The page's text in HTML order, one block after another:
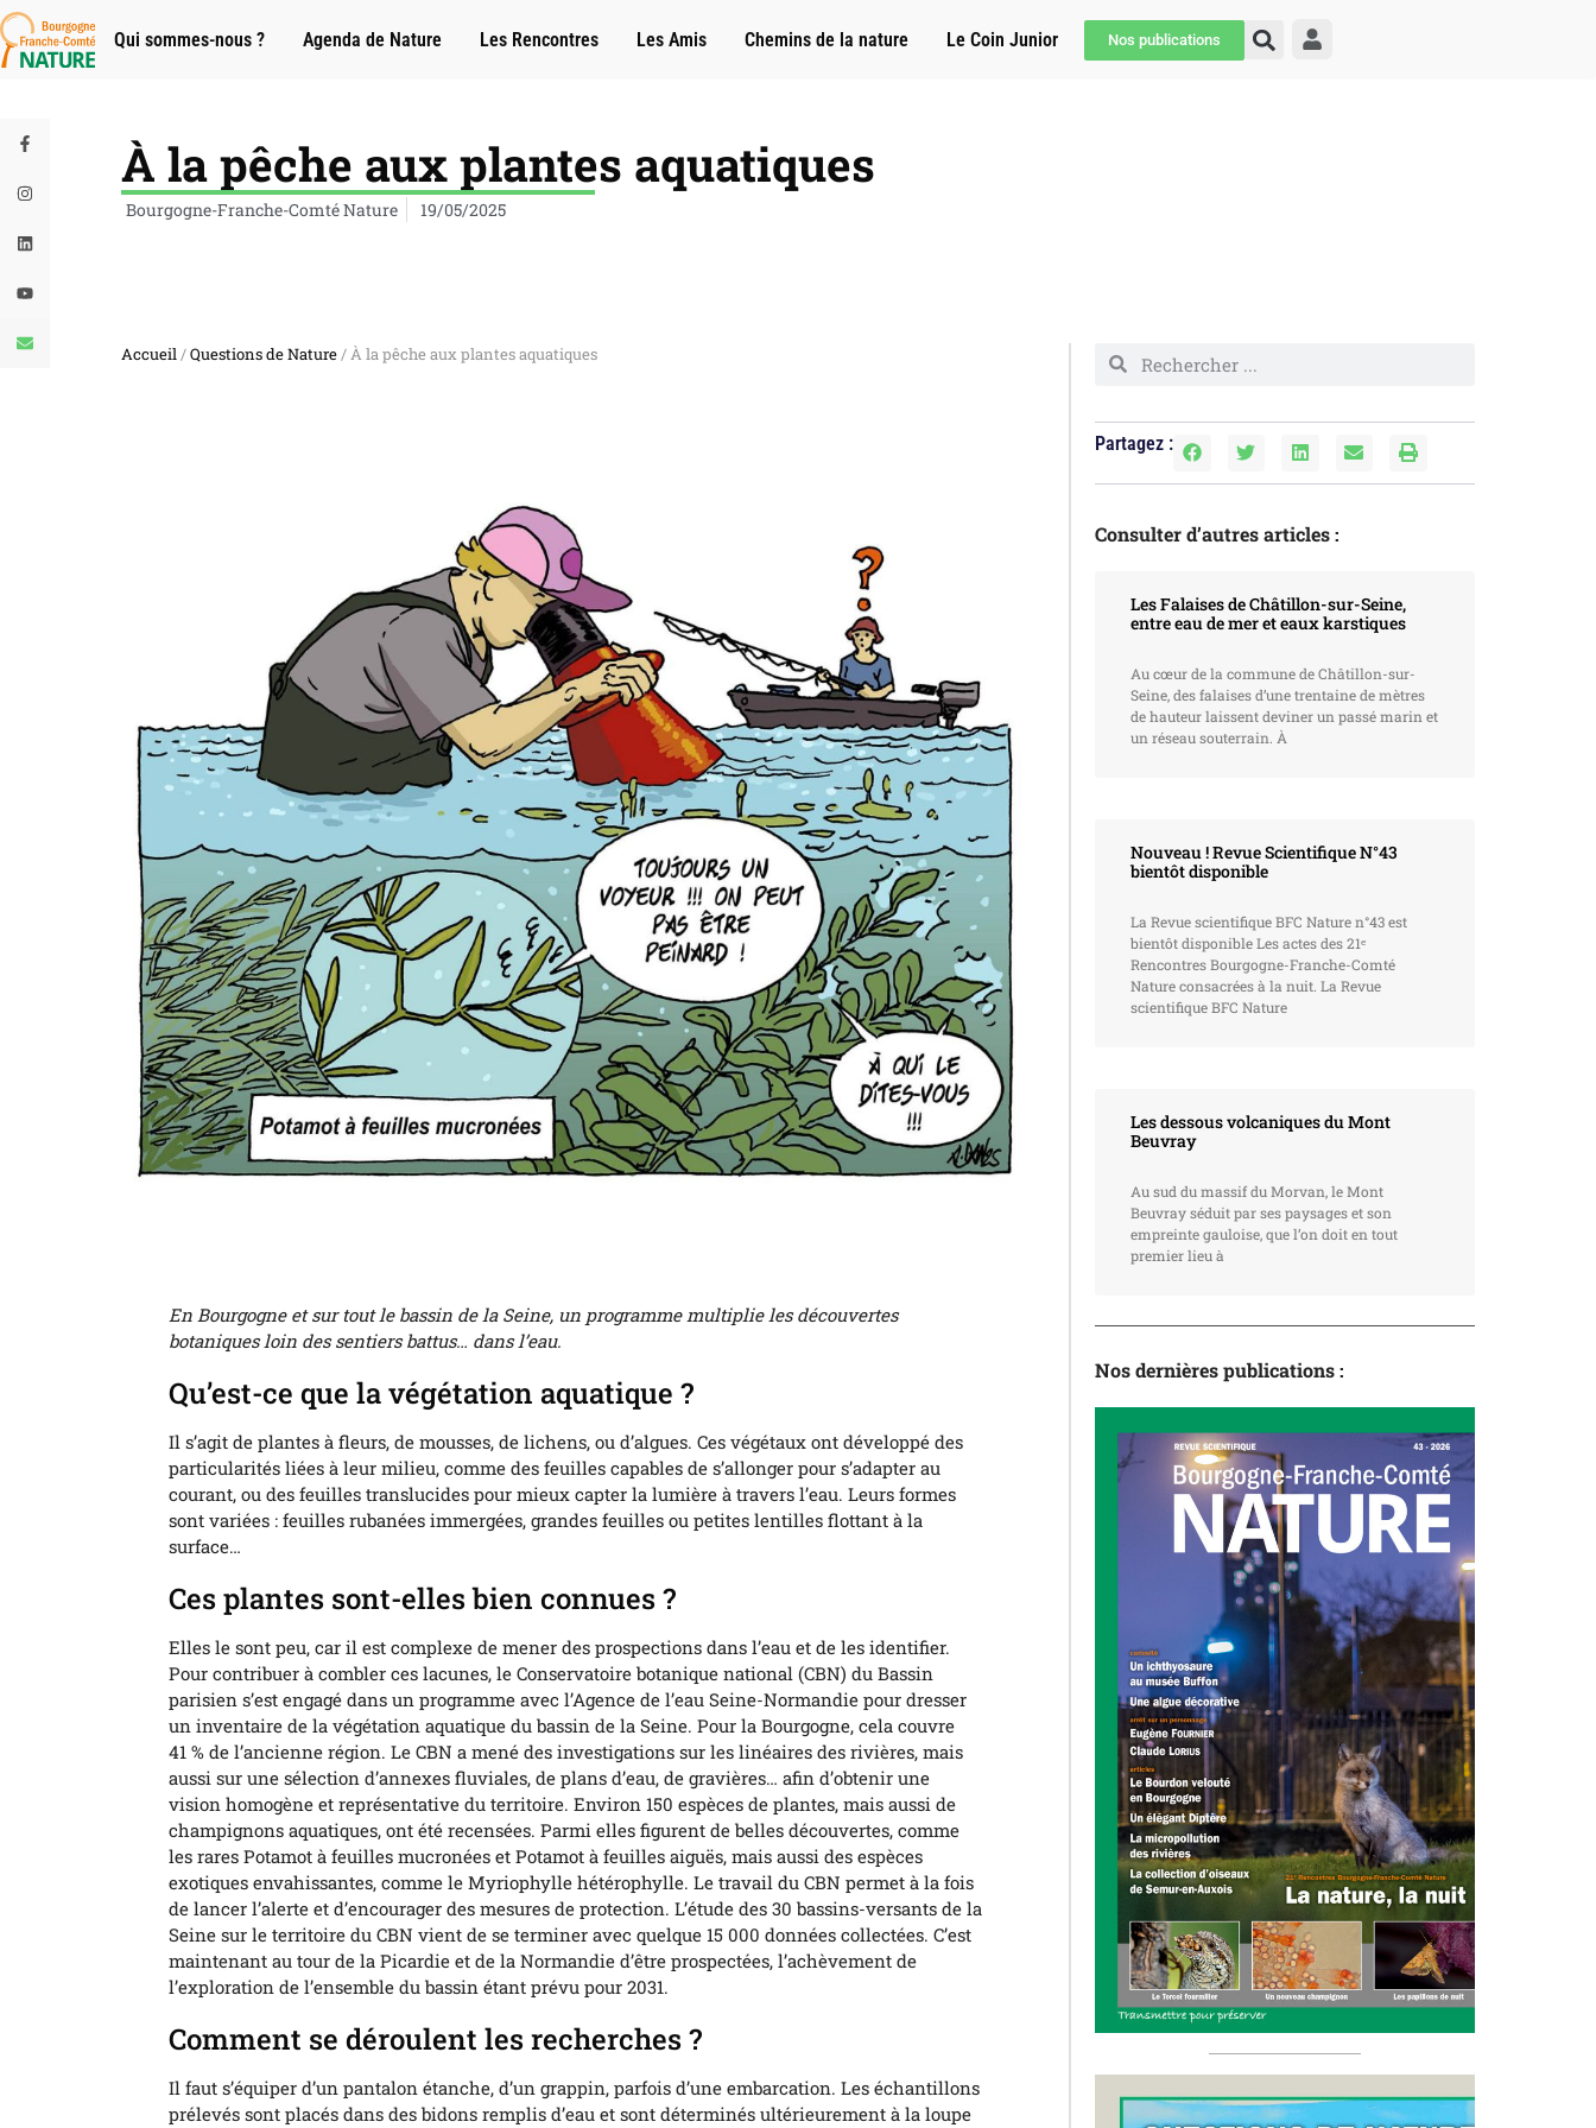
Qui sommes-nous ? Agenda de Nature Les Rencontres Les Amis Chemins de la nature Le Coin Junior Nos publications
À la pêche aux plantes aquatiques
Bourgogne-Franche-Comté Nature 19/05/2025
Accueil/Questions de Nature/ À la pêche aux plantes aquatiques
En Bourgogne et sur tout le bassin de la Seine, un programme multiplie les découvertes
botaniques loin des sentiers battus… dans l’eau.
Qu’est-ce que la végétation aquatique ?
Il s’agit de plantes à fleurs, de mousses, de lichens, ou d’algues. Ces végétaux ont développé des
particularités liées à leur milieu, comme des feuilles capables de s’allonger pour s’adapter au
courant, ou des feuilles translucides pour mieux capter la lumière à travers l’eau. Leurs formes
sont variées : feuilles rubanées immergées, grandes feuilles ou petites lentilles flottant à la
surface…
Ces plantes sont-elles bien connues ?
Elles le sont peu, car il est complexe de mener des prospections dans l’eau et de les identifier.
Pour contribuer à combler ces lacunes, le Conservatoire botanique national (CBN) du Bassin
parisien s’est engagé dans un programme avec l’Agence de l’eau Seine-Normandie pour dresser
un inventaire de la végétation aquatique du bassin de la Seine. Pour la Bourgogne, cela couvre
41 % de l’ancienne région. Le CBN a mené des investigations sur les linéaires des rivières, mais
aussi sur une sélection d’annexes fluviales, de plans d’eau, de gravières… afin d’obtenir une
vision homogène et représentative du territoire. Environ 150 espèces de plantes, mais aussi de
champignons aquatiques, ont été recensées. Parmi elles figurent de belles découvertes, comme
les rares Potamot à feuilles mucronées et Potamot à feuilles aiguës, mais aussi des espèces
exotiques envahissantes, comme le Myriophylle hétérophylle. Le travail du CBN permet à la fois
de lancer l’alerte et d’encourager des mesures de protection. L’étude des 30 bassins-versants de la
Seine sur le territoire du CBN vient de se terminer avec quelque 15 000 données collectées. C’est
maintenant au tour de la Picardie et de la Normandie d’être prospectées, l’achèvement de
l’exploration de l’ensemble du bassin étant prévu pour 2031.
Comment se déroulent les recherches ?
Il faut s’équiper d’un pantalon étanche, d’un grappin, parfois d’une embarcation. Les échantillons
prélevés sont placés dans des bidons remplis d’eau et sont déterminés ultérieurement à la loupe
Partagez :
Consulter d’autres articles :
Les Falaises de Châtillon-sur-Seine,
entre eau de mer et eaux karstiques
Au cœur de la commune de Châtillon-sur-
Seine, des falaises d’une trentaine de mètres
de hauteur laissent deviner un passé marin et
un réseau souterrain. À
Nouveau ! Revue Scientifique N°43
bientôt disponible
La Revue scientifique BFC Nature n°43 est
bientôt disponible Les actes des 21ᵉ
Rencontres Bourgogne-Franche-Comté
Nature consacrées à la nuit. La Revue
scientifique BFC Nature
Les dessous volcaniques du Mont
Beuvray
Au sud du massif du Morvan, le Mont
Beuvray séduit par ses paysages et son
empreinte gauloise, que l’on doit en tout
premier lieu à
Nos dernières publications :